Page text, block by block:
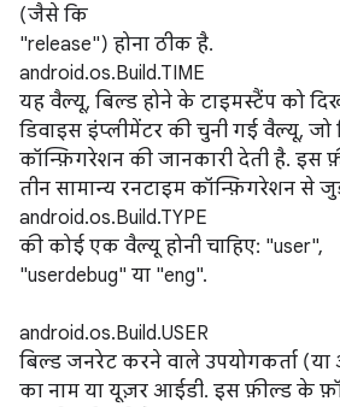
(जैसे कि
"release") होना ठीक है.
android.os.Build.TIME
यह वैल्यू, बिल्ड होने के टाइमस्टैंप को
डिवाइस इंप्लीमेंटर की चुनी गई वैल्यू,
कॉन्फ़िगरेशन की जानकारी देती है. इस
तीन सामान्य रनटाइम कॉन्फ़िगरेशन से
android.os.Build.TYPE
की कोई एक वैल्यू होनी चाहिए: "user",
"userdebug" या "eng".
android.os.Build.USER
बिल्ड जनरेट करने वाले उपयोगकर्ता (या
का नाम या यूज़र आईडी. इस फ़ील्ड के